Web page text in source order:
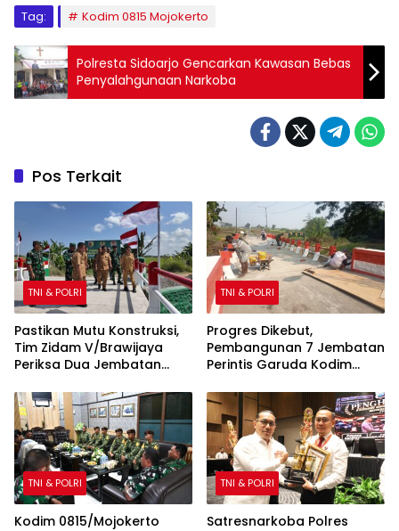
Tag: Kodim 0815 Mojokerto
Polresta Sidoarjo Gencarkan Kawasan Bebas
Penyalahgunaan Narkoba
Pos Terkait
TNI & POLRI
Pastikan Mutu Konstruksi,
Tim Zidam V/Brawijaya
Periksa Dua Jembatan
0815/Mojokerto
TNI & POLRI
Progres Dikebut,
Pembangunan 7 Jembatan
Perintis Garuda Kodim
Tahap Akhir
TNI & POLRI
Kodim 0815/Mojokerto
TNI & POLRI
Satresnarkoba Polres